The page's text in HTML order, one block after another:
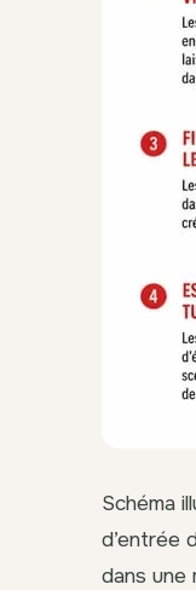
Schéma
d’entrée
dans une